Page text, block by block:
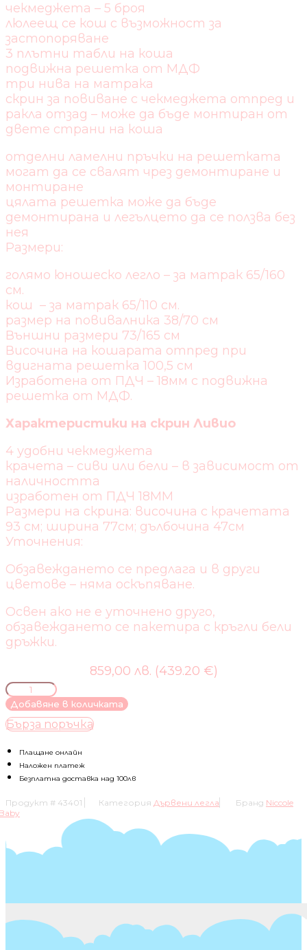
чекмеджета – 5 броя
люлеещ се кош с възможност за
застопоряване
3 плътни табли на коша
подвижна решетка от МДФ
три нива на матрака
скрин за повиване с чекмеджета отпред и
ракла отзад – може да бъде монтиран от
двете страни на коша
отделни ламелни пръчки на решетката
могат да се свалят чрез демонтиране и
монтиране
цялата решетка може да бъде
демонтирана и легълцето да се ползва без
нея
Размери:
голямо юношеско легло – за матрак 65/160
см.
кош – за матрак 65/110 см.
размер на повивалника 38/70 см
Външни размери 73/165 см
Височина на кошарата отпред при
вдигната решетка 100,5 см
Изработена от ПДЧ – 18мм с подвижна
решетка от МДФ.
Характеристики на скрин Ливио
4 удобни чекмеджета
крачета – сиви или бели – в зависимост от
наличността
изработен от ПДЧ 18ММ
Размери на скрина: височина с крачетата
93 см; ширина 77см; дълбочина 47см
Уточнения:
Обзавеждането се предлага и в други
цветове – няма оскъпяване.
Освен ако не е уточнено друго,
обзавеждането се пакетира с кръгли бели
дръжки.
859,00 лв. (439.20 €)
количество
за
ДЕТСКА
СТАЯ
СЕВЕРЕН
ДЪБ
Добавяне в количката
Бърза поръчка
Плащане онлайн
Наложен платеж
Безплатна доставка над 100лв
Продукт # 43401 Категория Дървени легла Бранд Niccole